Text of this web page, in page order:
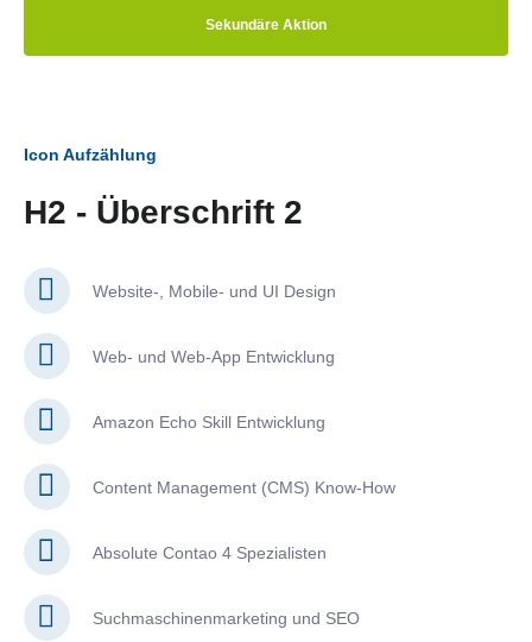
Sekundäre Aktion
Icon Aufzählung
H2 - Überschrift 2
Website-, Mobile- und UI Design
Web- und Web-App Entwicklung
Amazon Echo Skill Entwicklung
Content Management (CMS) Know-How
Absolute Contao 4 Spezialisten
Suchmaschinenmarketing und SEO